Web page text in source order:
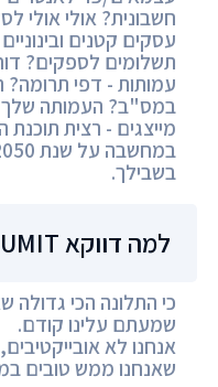
חשבונית? אולי אולי
עסקים קטנים
תשלומים לספקים?
עמותות - דפי תרומה?
במס"ב? העמותה שלך
מייצגים - רצית
בשבילך.
למה דווקא SUMIT?
כי התלונה הכי
שמעתם עלינו קודם.
אנחנו לא
שאנחנו ממש טובים